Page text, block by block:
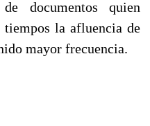
documentos quien
la afluencia de
mayor frecuencia.